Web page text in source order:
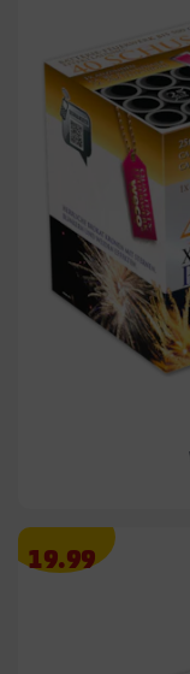
Angebotspreis
19.99
19.99